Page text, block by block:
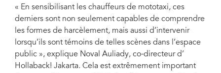
« En sensibilisant les chauffeurs de mototaxi, ces
derniers sont non seulement capables de comprendre
les formes de harcèlement, mais aussi d’intervenir
lorsqu’ils sont témoins de telles scènes dans l’espace
public », explique Noval Auliady, co-directeur d’
Hollaback! Jakarta. Cela est extrêmement important